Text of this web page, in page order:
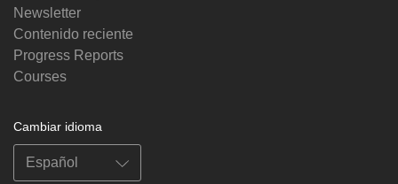
Newsletter
Contenido reciente
Progress Reports
Courses
Cambiar idioma